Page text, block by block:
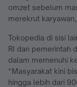
omzet sebelum
merekrut
Tokopedia di sisi
RI dan pemerintah
dalam memenuhi
“Masyarakat kini
hingga lebih dari